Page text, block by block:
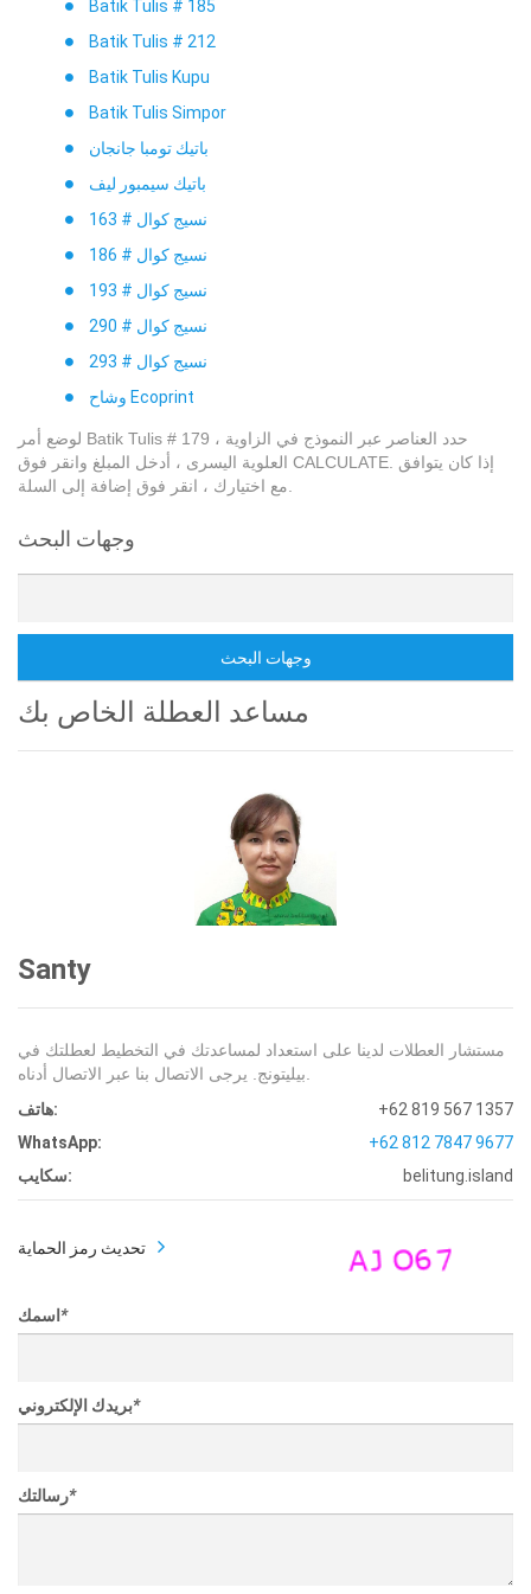
Batik Tulis # 185
Batik Tulis # 212
Batik Tulis Kupu
Batik Tulis Simpor
باتيك تومبا جانجان
باتيك سيمبور ليف
نسيج كوال # 163
نسيج كوال # 186
نسيج كوال # 193
نسيج كوال # 290
نسيج كوال # 293
وشاح Ecoprint
لوضع أمر Batik Tulis # 179 ، حدد العناصر عبر النموذج في الزاوية
العلوية اليسرى ، أدخل المبلغ وانقر فوق CALCULATE. إذا كان يتوافق
وجهات البحث
وجهات البحث
مساعد العطلة الخاص بك
Santy
مستشار العطلات لدينا على استعداد لمساعدتك في التخطيط لعطلتك في
هاتف:
+62 819 567 1357
WhatsApp:
+62 812 7847 9677
سكايب:
belitung.island
تحديث رمز الحماية
اسمك *
بريدك الإلكتروني*
رسالتك*